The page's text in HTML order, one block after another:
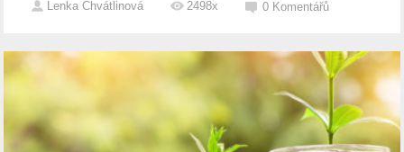
Lenka Chvátlinová 2498x 0 Komentářů